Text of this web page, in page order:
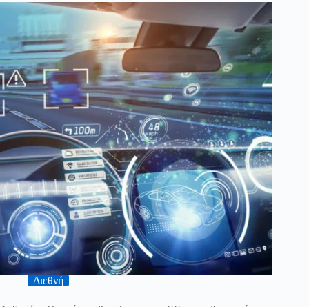
Διεθνή